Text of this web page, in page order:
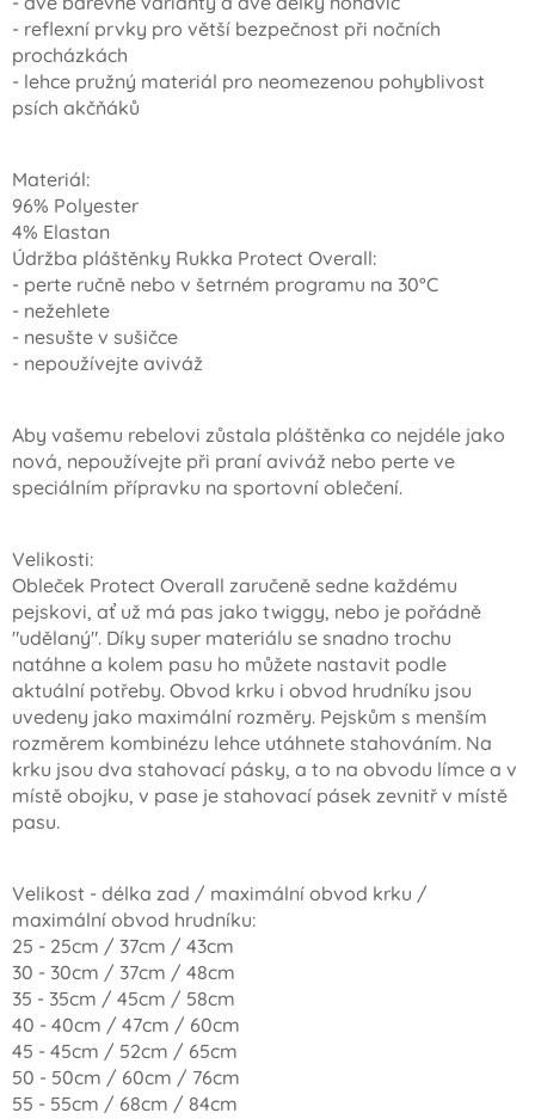
- reflexní prvky pro větší bezpečnost při nočních
procházkách
- lehce pružný materiál pro neomezenou pohyblivost
psích akčňáků
Materiál:
96% Polyester
4% Elastan
Údržba pláštěnky Rukka Protect Overall:
- perte ručně nebo v šetrném programu na 30°C
- nežehlete
- nesušte v sušičce
- nepoužívejte aviváž
Aby vašemu rebelovi zůstala pláštěnka co nejdéle jako
nová, nepoužívejte při praní aviváž nebo perte ve
speciálním přípravku na sportovní oblečení.
Velikosti:
Obleček Protect Overall zaručeně sedne každému
pejskovi, ať už má pas jako twiggy, nebo je pořádně
"udělaný". Díky super materiálu se snadno trochu
natáhne a kolem pasu ho můžete nastavit podle
aktuální potřeby. Obvod krku i obvod hrudníku jsou
uvedeny jako maximální rozměry. Pejskům s menším
rozměrem kombinézu lehce utáhnete stahováním. Na
krku jsou dva stahovací pásky, a to na obvodu límce a v
místě obojku, v pase je stahovací pásek zevnitř v místě
pasu.
Velikost - délka zad / maximální obvod krku /
maximální obvod hrudníku:
25 - 25cm / 37cm / 43cm
30 - 30cm / 37cm / 48cm
35 - 35cm / 45cm / 58cm
40 - 40cm / 47cm / 60cm
45 - 45cm / 52cm / 65cm
50 - 50cm / 60cm / 76cm
55 - 55cm / 68cm / 84cm